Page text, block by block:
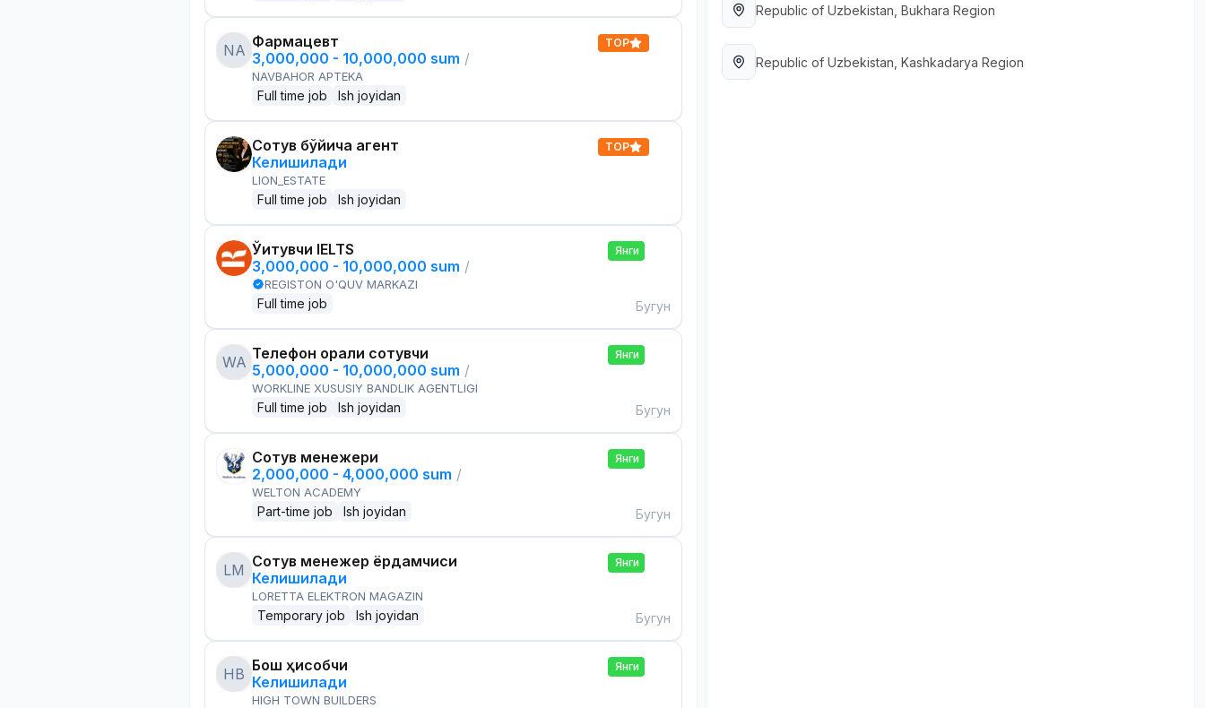
NA Фармацевт
3,000,000 - 10,000,000 sum /
NAVBAHOR APTEKA
Full time job Ish joyidan
TOP
Сотув бўйича агент
Келишилади
LION_ESTATE
Full time job Ish joyidan
TOP
Ўқитувчи IELTS
3,000,000 - 10,000,000 sum /
REGISTON O'QUV MARKAZI
Full time job
Янги
Бугун
WA Телефон орқали сотувчи
5,000,000 - 10,000,000 sum /
WORKLINE XUSUSIY BANDLIK AGENTLIGI
Full time job Ish joyidan
Янги
Бугун
Сотув менежери
2,000,000 - 4,000,000 sum /
WELTON ACADEMY
Part-time job Ish joyidan
Янги
Бугун
LM Сотув менежер ёрдамчиси
Келишилади
LORETTA ELEKTRON MAGAZIN
Temporary job Ish joyidan
Янги
Бугун
HB Бош ҳисобчи
Келишилади
HIGH TOWN BUILDERS
Янги
Republic of Uzbekistan , Bukhara Region
Republic of Uzbekistan , Kashkadarya Region